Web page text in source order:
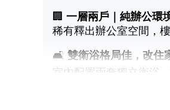
🏢 一層兩戶｜純辦公環
稀有釋出辦公室空間，
🛋️ 雙衛浴格局佳，改住
室內配置兩套獨立衛浴